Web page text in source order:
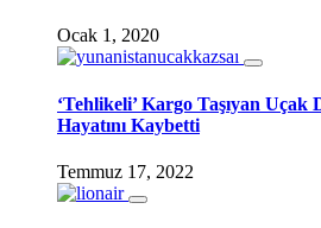
Ocak 1, 2020
‘Tehlikeli’ Kargo Taşıyan
Hayatını Kaybetti
Temmuz 17, 2022